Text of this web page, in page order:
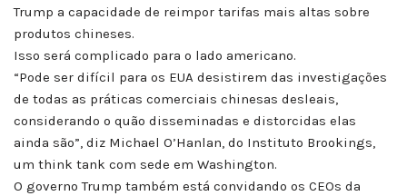
Trump a capacidade de reimpor tarifas mais altas sobre
produtos chineses.
Isso será complicado para o lado americano.
“Pode ser difícil para os EUA desistirem das investigações
de todas as práticas comerciais chinesas desleais,
considerando o quão disseminadas e distorcidas elas
ainda são”, diz Michael O’Hanlan, do Instituto Brookings,
um think tank com sede em Washington.
O governo Trump também está convidando os CEOs da